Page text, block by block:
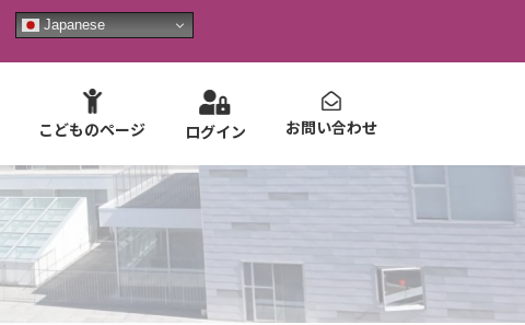
Japanese
こどものページ ログイン お問い合わせ